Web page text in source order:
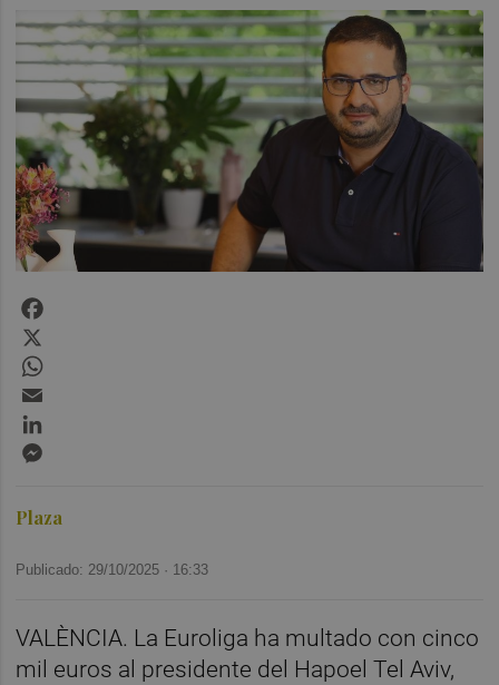
Plaza
Publicado: 29/10/2025 · 16:33
VALÈNCIA. La Euroliga ha multado con cinco
mil euros al presidente del Hapoel Tel Aviv,